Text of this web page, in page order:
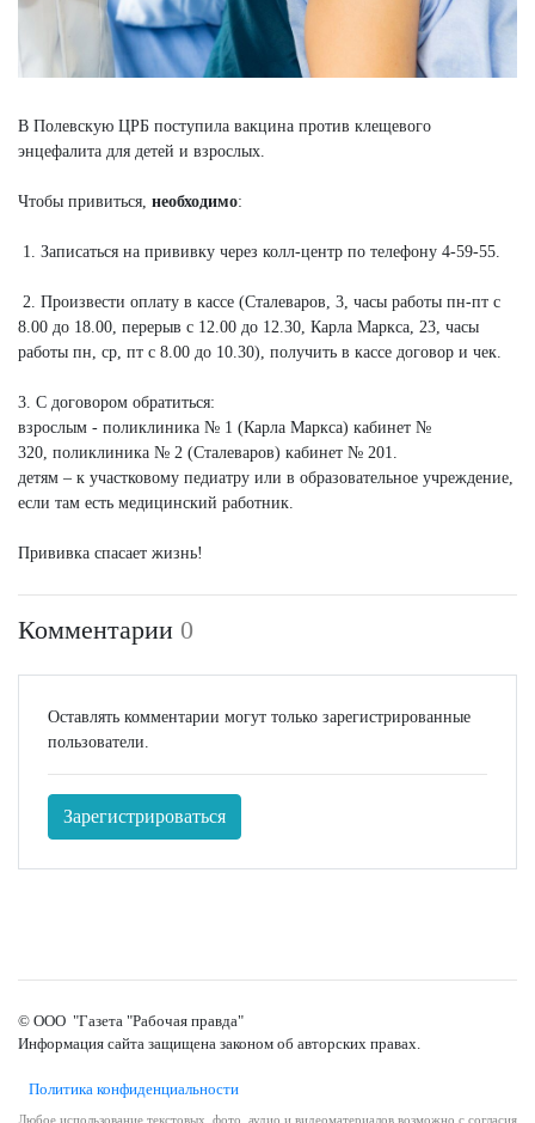
В Полевскую ЦРБ поступила вакцина против клещевого
энцефалита для детей и взрослых.
Чтобы привиться, необходимо:
1. Записаться на прививку через колл-центр по телефону 4-59-55.
2. Произвести оплату в кассе (Сталеваров, 3, часы работы пн-пт с
8.00 до 18.00, перерыв с 12.00 до 12.30, Карла Маркса, 23, часы
работы пн, ср, пт с 8.00 до 10.30), получить в кассе договор и чек.
3. С договором обратиться:
взрослым - поликлиника № 1 (Карла Маркса) кабинет №
320, поликлиника № 2 (Сталеваров) кабинет № 201.
детям – к участковому педиатру или в образовательное учреждение,
если там есть медицинский работник.
Прививка спасает жизнь!
Комментарии 0
Оставлять комментарии могут только зарегистрированные
пользователи.
Зарегистрироваться
© ООО "Газета "Рабочая правда"
Информация сайта защищена законом об авторских правах.
Политика конфиденциальности
Любое использование текстовых, фото, аудио и видеоматериалов возможно с согласия